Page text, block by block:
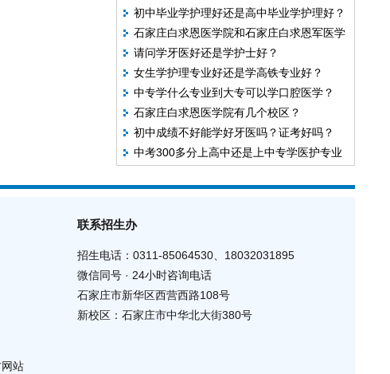
初中毕业学护理好还是高中毕业学护理好？
石家庄白求恩医学院和石家庄白求恩军医学
院是一个吗？
请问学牙医好还是学护士好？
女生学护理专业好还是学高铁专业好？
中专学什么专业到大专可以学口腔医学？
石家庄白求恩医学院有几个校区？
初中成绩不好能学好牙医吗？证考好吗？
中考300多分上高中还是上中专学医护专业
联系招生办
招生电话：0311-85064530、18032031895
微信同号 · 24小时咨询电话
石家庄市新华区西营西路108号
新校区：石家庄市中华北大街380号
站